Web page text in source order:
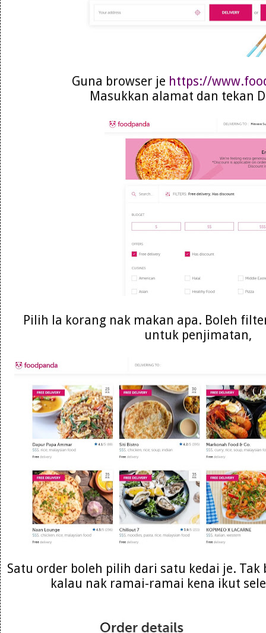
Guna browser je https://
Masukkan alamat dan tekan
Pilih la korang nak makan apa. Boleh
untuk penjimatan,
Satu order boleh pilih dari satu kedai je. Tak
kalau nak ramai-ramai kena ikut